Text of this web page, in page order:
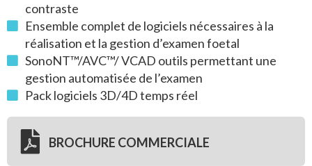
contraste
Ensemble complet de logiciels nécessaires à la
réalisation et la gestion d’examen foetal
SonoNT™/AVC™/ VCAD outils permettant une
gestion automatisée de l’examen
Pack logiciels 3D/4D temps réel
BROCHURE COMMERCIALE